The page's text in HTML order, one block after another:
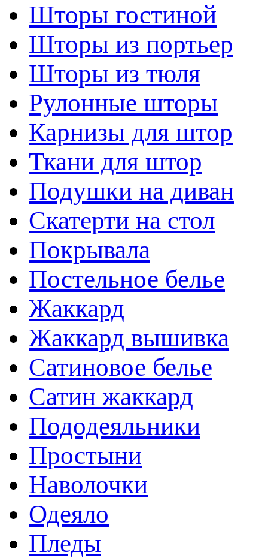
Шторы гостиной
Шторы из портьер
Шторы из тюля
Рулонные шторы
Карнизы для штор
Ткани для штор
Подушки на диван
Скатерти на стол
Покрывала
Постельное белье
Жаккард
Жаккард вышивка
Сатиновое белье
Сатин жаккард
Пододеяльники
Простыни
Наволочки
Одеяло
Пледы